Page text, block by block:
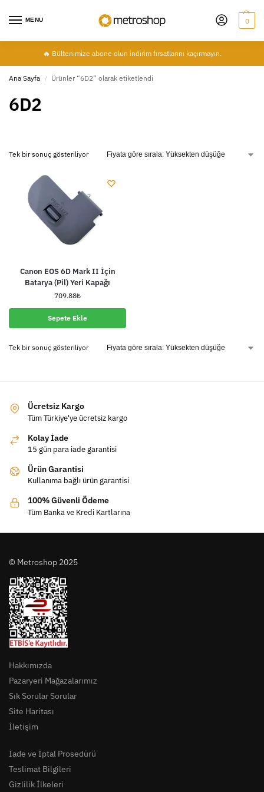
MENU 0
🔥 Bültenimize abone olun indirim fırsatlarını kaçırmayın.
Ana Sayfa / Ürünler “6D2” olarak etiketlendi
6D2
Tek bir sonuç gösteriliyor
Canon EOS 6D Mark II İçin
Batarya (Pil) Yeri Kapağı
709.88₺
Sepete Ekle
Tek bir sonuç gösteriliyor
Ücretsiz Kargo
Tüm Türkiye'ye ücretsiz kargo
Kolay İade
15 gün para iade garantisi
Ürün Garantisi
Kullanıma bağlı ürün garantisi
100% Güvenli Ödeme
Tüm Banka ve Kredi Kartlarına
© Metroshop 2025
Hakkımızda
Pazaryeri Mağazalarımız
Sık Sorular Sorular
Site Haritası
İletişim
İade ve İptal Prosedürü
Teslimat Bilgileri
Gizlilik İlkeleri